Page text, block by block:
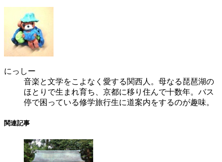
にっしー
音楽と文学をこよなく愛する関西人。母なる琵琶湖の
ほとりで生まれ育ち、京都に移り住んで十数年。バス
停で困っている修学旅行生に道案内をするのが趣味。
関連記事